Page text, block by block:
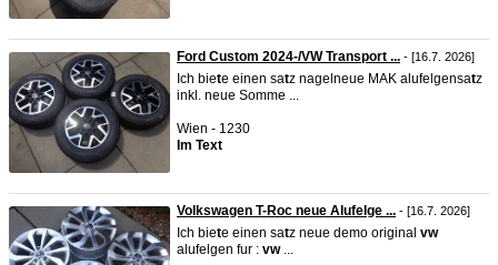
Ford Custom 2024-/VW Transport ... - [16.7. 2026]
Ich biete einen satz nagelneue MAK alufelgensatz
inkl. neue Somme ...
Wien - 1230
Im Text
Volkswagen T-Roc neue Alufelge ... - [16.7. 2026]
Ich biete einen satz neue demo original vw
alufelgen fur : vw...